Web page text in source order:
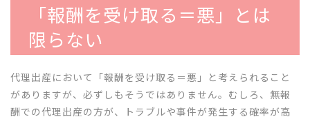
「報酬を受け取る＝悪」とは
限らない
代理出産において「報酬を受け取る＝悪」と考えられること
がありますが、必ずしもそうではありません。むしろ、無報
酬での代理出産の方が、トラブルや事件が発生する確率が高